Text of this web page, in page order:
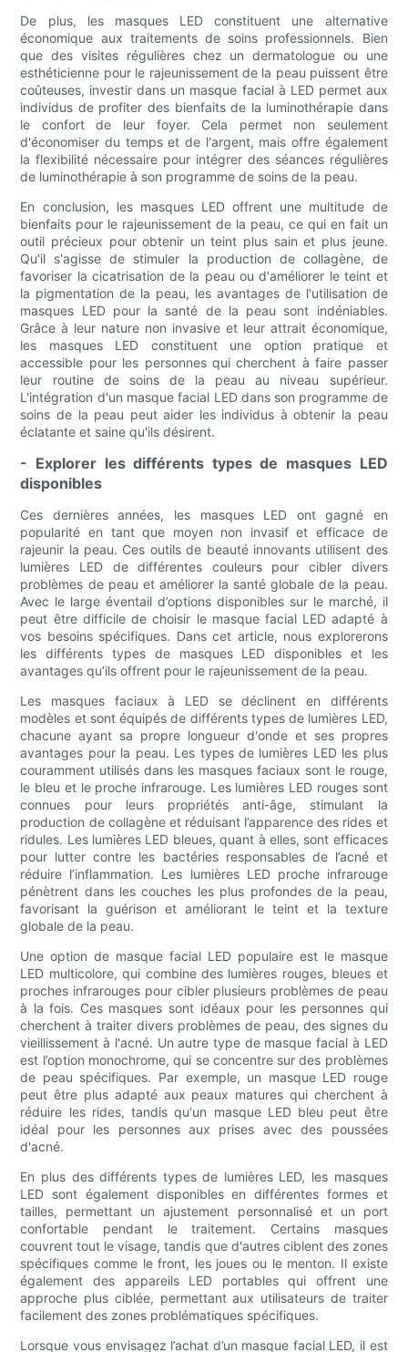
De plus, les masques LED constituent une alternative
économique aux traitements de soins professionnels. Bien
que des visites régulières chez un dermatologue ou une
esthéticienne pour le rajeunissement de la peau puissent être
coûteuses, investir dans un masque facial à LED permet aux
individus de profiter des bienfaits de la luminothérapie dans
le confort de leur foyer. Cela permet non seulement
d'économiser du temps et de l'argent, mais offre également
la flexibilité nécessaire pour intégrer des séances régulières
de luminothérapie à son programme de soins de la peau.
En conclusion, les masques LED offrent une multitude de
bienfaits pour le rajeunissement de la peau, ce qui en fait un
outil précieux pour obtenir un teint plus sain et plus jeune.
Qu'il s'agisse de stimuler la production de collagène, de
favoriser la cicatrisation de la peau ou d'améliorer le teint et
la pigmentation de la peau, les avantages de l'utilisation de
masques LED pour la santé de la peau sont indéniables.
Grâce à leur nature non invasive et leur attrait économique,
les masques LED constituent une option pratique et
accessible pour les personnes qui cherchent à faire passer
leur routine de soins de la peau au niveau supérieur.
L'intégration d'un masque facial LED dans son programme de
soins de la peau peut aider les individus à obtenir la peau
éclatante et saine qu'ils désirent.
- Explorer les différents types de masques LED
disponibles
Ces dernières années, les masques LED ont gagné en
popularité en tant que moyen non invasif et efficace de
rajeunir la peau. Ces outils de beauté innovants utilisent des
lumières LED de différentes couleurs pour cibler divers
problèmes de peau et améliorer la santé globale de la peau.
Avec le large éventail d’options disponibles sur le marché, il
peut être difficile de choisir le masque facial LED adapté à
vos besoins spécifiques. Dans cet article, nous explorerons
les différents types de masques LED disponibles et les
avantages qu’ils offrent pour le rajeunissement de la peau.
Les masques faciaux à LED se déclinent en différents
modèles et sont équipés de différents types de lumières LED,
chacune ayant sa propre longueur d'onde et ses propres
avantages pour la peau. Les types de lumières LED les plus
couramment utilisés dans les masques faciaux sont le rouge,
le bleu et le proche infrarouge. Les lumières LED rouges sont
connues pour leurs propriétés anti-âge, stimulant la
production de collagène et réduisant l’apparence des rides et
ridules. Les lumières LED bleues, quant à elles, sont efficaces
pour lutter contre les bactéries responsables de l’acné et
réduire l’inflammation. Les lumières LED proche infrarouge
pénètrent dans les couches les plus profondes de la peau,
favorisant la guérison et améliorant le teint et la texture
globale de la peau.
Une option de masque facial LED populaire est le masque
LED multicolore, qui combine des lumières rouges, bleues et
proches infrarouges pour cibler plusieurs problèmes de peau
à la fois. Ces masques sont idéaux pour les personnes qui
cherchent à traiter divers problèmes de peau, des signes du
vieillissement à l'acné. Un autre type de masque facial à LED
est l’option monochrome, qui se concentre sur des problèmes
de peau spécifiques. Par exemple, un masque LED rouge
peut être plus adapté aux peaux matures qui cherchent à
réduire les rides, tandis qu'un masque LED bleu peut être
idéal pour les personnes aux prises avec des poussées
d'acné.
En plus des différents types de lumières LED, les masques
LED sont également disponibles en différentes formes et
tailles, permettant un ajustement personnalisé et un port
confortable pendant le traitement. Certains masques
couvrent tout le visage, tandis que d'autres ciblent des zones
spécifiques comme le front, les joues ou le menton. Il existe
également des appareils LED portables qui offrent une
approche plus ciblée, permettant aux utilisateurs de traiter
facilement des zones problématiques spécifiques.
Lorsque vous envisagez l’achat d’un masque facial LED, il est